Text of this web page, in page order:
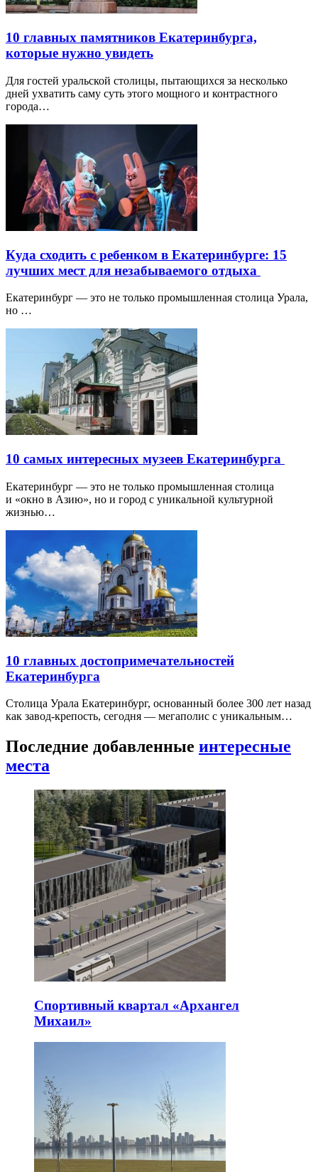
10 главных памятников Екатеринбурга,
которые нужно увидеть
Для гостей уральской столицы, пытающихся за несколько
дней ухватить саму суть этого мощного и контрастного
города…
Куда сходить с ребенком в Екатеринбурге: 15
лучших мест для незабываемого отдыха
Екатеринбург — это не только промышленная столица Урала,
но …
10 самых интересных музеев Екатеринбурга
Екатеринбург — это не только промышленная столица
и «окно в Азию», но и город с уникальной культурной
жизнью…
10 главных достопримечательностей
Екатеринбурга
Столица Урала Екатеринбург, основанный более 300 лет назад
как завод-крепость, сегодня — мегаполис с уникальным…
Последние добавленные интересные
места
Спортивный квартал «Архангел
Михаил»